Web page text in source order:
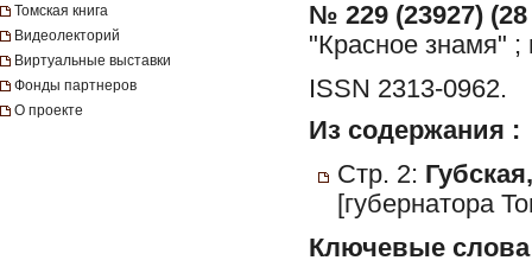
Томская книга
Видеолекторий
Виртуальные выставки
Фонды партнеров
О проекте
№ 229 (23927)
"Красное знамя" ;
ISSN 2313-0962.
Из содержания :
Стр. 2:
[губернатора
Ключевые слова